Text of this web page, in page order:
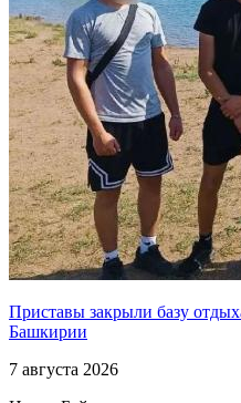
Приставы закрыли базу
Башкирии
7 августа 2026